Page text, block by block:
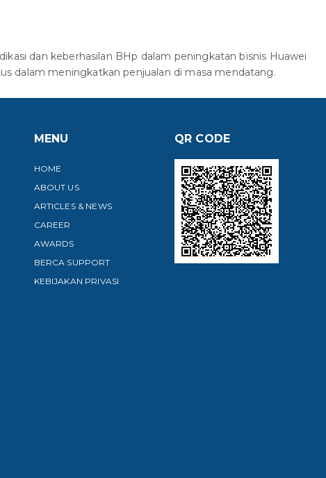
dan keberhasilan BHp dalam peningkatan bisnis Huawei
dalam meningkatkan penjualan di masa mendatang.
MENU
HOME
ABOUT US
ARTICLES & NEWS
CAREER
AWARDS
BERCA SUPPORT
KEBIJAKAN PRIVASI
QR CODE